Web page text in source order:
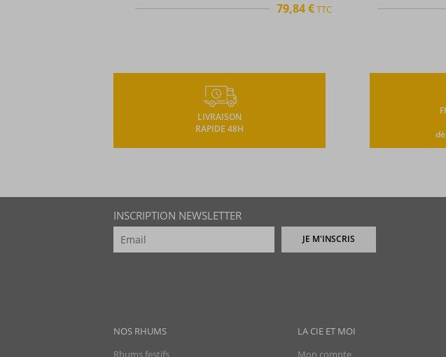
63,76 €TTC
LIVRAISON
RAPIDE 48H
INSCRIPTION NEWSLETTER
JE M'INSCRIS
NOS RHUMS
Rhums festifs
LA CIE ET MOI
Mon compte